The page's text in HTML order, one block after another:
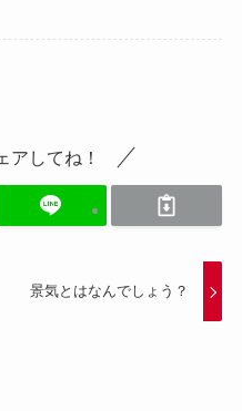
アしてね！
景気とはなんでしょう？